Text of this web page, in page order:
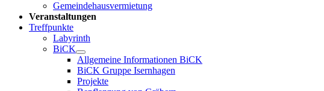
Gemeindehausvermietung
Veranstaltungen
Treffpunkte
Labyrinth
BiCK
Allgemeine Informationen BiCK
BiCK Gruppe Isernhagen
Projekte